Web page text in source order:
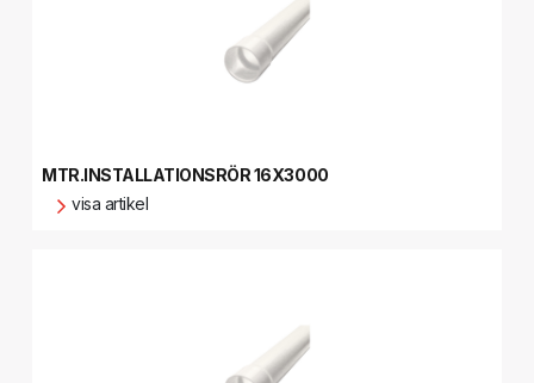
MTR.INSTALLATIONSRÖR 16X3000
visa artikel